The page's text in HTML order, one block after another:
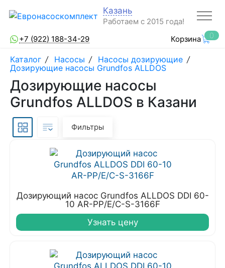
Казань
Работаем с 2015 года!
+7 (922) 188-34-29
Корзина 0
Каталог / Насосы / Насосы дозирующие /
Дозирующие насосы Grundfos ALLDOS
Дозирующие насосы
Grundfos ALLDOS в Казани
Фильтры
Дозирующий насос Grundfos ALLDOS DDI 60-
10 AR-PP/E/C-S-3166F
Узнать цену